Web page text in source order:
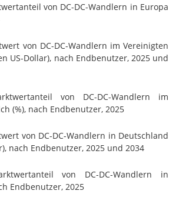
von DC-DC-Wandlern in Europa
von DC-DC-Wandlern im Vereinigten
US-Dollar), nach Endbenutzer, 2025 und
von DC-DC-Wandlern im
(%), nach Endbenutzer, 2025
von DC-DC-Wandlern in Deutschland
nach Endbenutzer, 2025 und 2034
von DC-DC-Wandlern in
Endbenutzer, 2025